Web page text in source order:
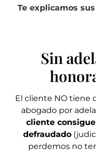
Te explicamos
Sin
El cliente NO tiene
abogado por
cliente
defraudado
perdemos no